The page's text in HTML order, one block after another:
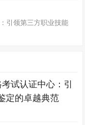
引领第三方职业技能
试认证中心：引
定的卓越典范